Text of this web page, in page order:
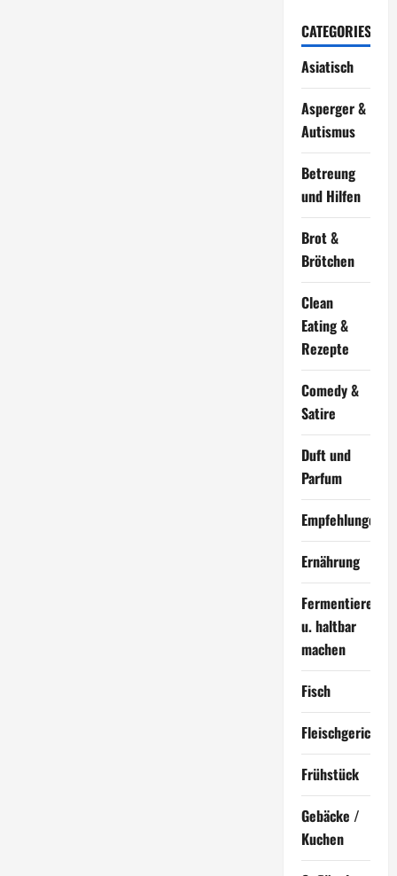
CATEGORIES
Asiatisch
Asperger &
Autismus
Betreung
und Hilfen
Brot &
Brötchen
Clean
Eating &
Rezepte
Comedy &
Satire
Duft und
Parfum
Empfehlungen
Ernährung
Fermentieren
u. haltbar
machen
Fisch
Fleischgerichte
Frühstück
Gebäcke /
Kuchen